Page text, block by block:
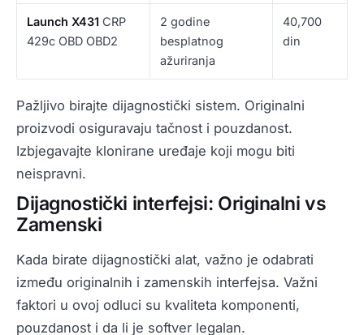
Launch X431 CRP
429c OBD OBD2
2 godine
besplatnog
ažuriranja
40,700
din
Pažljivo birajte dijagnostički sistem. Originalni
proizvodi osiguravaju tačnost i pouzdanost.
Izbjegavajte klonirane uređaje koji mogu biti
neispravni.
Dijagnostički interfejsi: Originalni vs
Zamenski
Kada birate dijagnostički alat, važno je odabrati
između originalnih i zamenskih interfejsa. Važni
faktori u ovoj odluci su kvaliteta komponenti,
pouzdanost i da li je softver legalan.